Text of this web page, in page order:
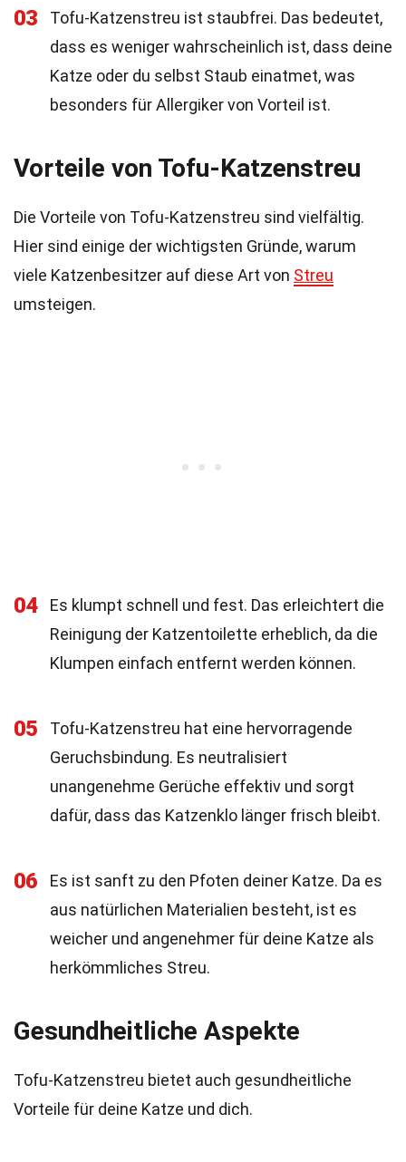
03
Tofu-Katzenstreu ist staubfrei. Das bedeutet,
dass es weniger wahrscheinlich ist, dass deine
Katze oder du selbst Staub einatmet, was
besonders für Allergiker von Vorteil ist.
Vorteile von Tofu-Katzenstreu
Die Vorteile von Tofu-Katzenstreu sind vielfältig.
Hier sind einige der wichtigsten Gründe, warum
viele Katzenbesitzer auf diese Art von Streu
umsteigen.
04
Es klumpt schnell und fest. Das erleichtert die
Reinigung der Katzentoilette erheblich, da die
Klumpen einfach entfernt werden können.
05
Tofu-Katzenstreu hat eine hervorragende
Geruchsbindung. Es neutralisiert
unangenehme Gerüche effektiv und sorgt
dafür, dass das Katzenklo länger frisch bleibt.
06
Es ist sanft zu den Pfoten deiner Katze. Da es
aus natürlichen Materialien besteht, ist es
weicher und angenehmer für deine Katze als
herkömmliches Streu.
Gesundheitliche Aspekte
Tofu-Katzenstreu bietet auch gesundheitliche
Vorteile für deine Katze und dich.